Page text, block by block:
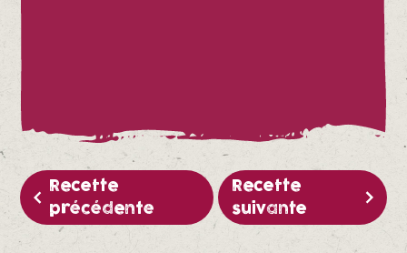
Recette
précédente
Recette
suivante